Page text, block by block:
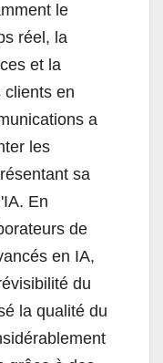
le
réel, la
et la
clients en
a
les
sa
En
de
en IA,
du
la qualité du